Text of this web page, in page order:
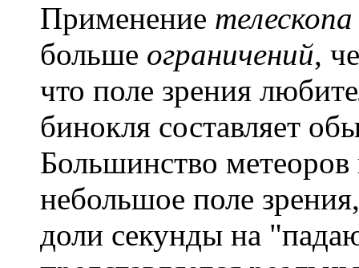
Применение телескопа
больше ограничений,
что поле зрения
бинокля составляет
Большинство метеоров
небольшое поле
доли секунды на